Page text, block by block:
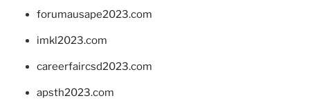
forumausape2023.com
imkl2023.com
careerfaircsd2023.com
apsth2023.com